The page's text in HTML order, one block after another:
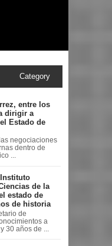
Category
entre los
dirigir a
Estado de
negociaciones
dentro de
...
de la
estado de
de historia
de
a
30 años de ...